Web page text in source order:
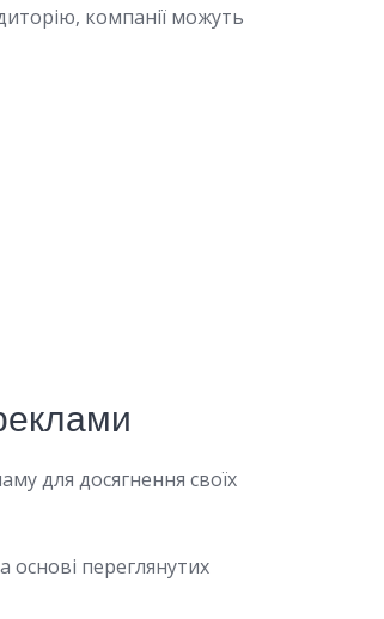
компанії можуть
для досягнення своїх
основі переглянутих